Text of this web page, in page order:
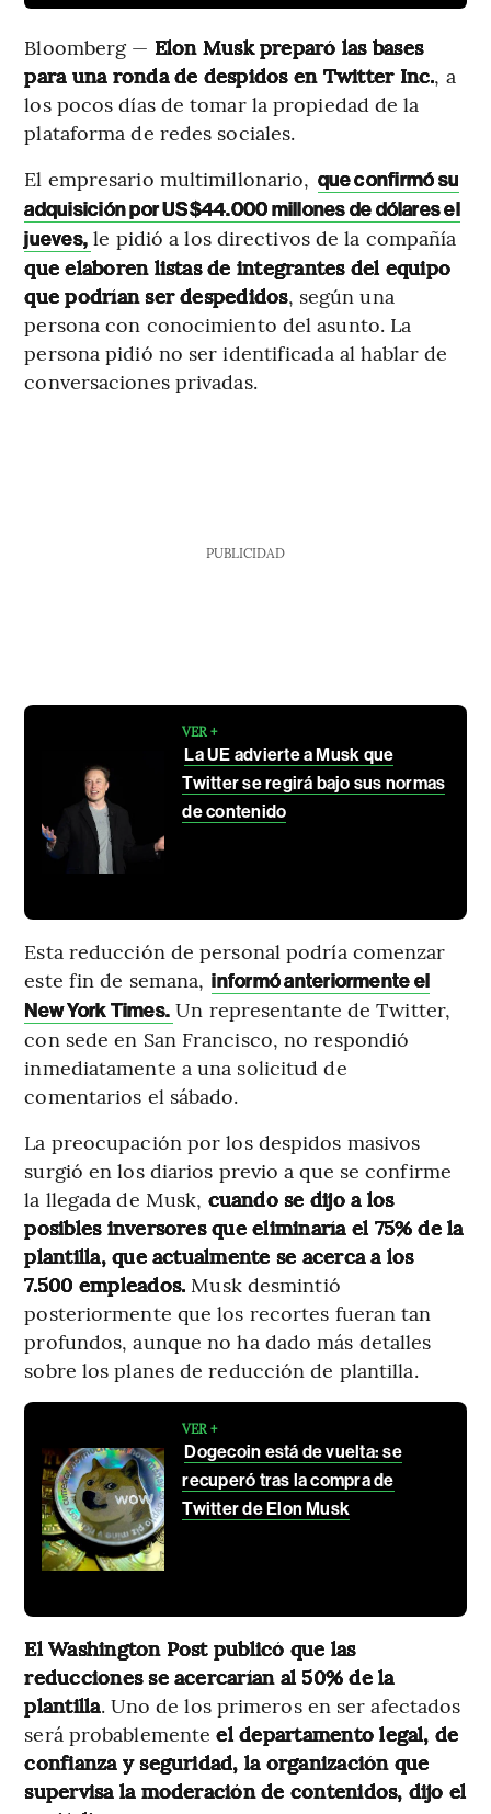
Bloomberg — Elon Musk preparó las bases
para una ronda de despidos en Twitter Inc., a
los pocos días de tomar la propiedad de la
plataforma de redes sociales.
El empresario multimillonario, que confirmó su
adquisición por US$44.000 millones de dólares el
jueves, le pidió a los directivos de la compañía
que elaboren listas de integrantes del equipo
que podrían ser despedidos, según una
persona con conocimiento del asunto. La
persona pidió no ser identificada al hablar de
conversaciones privadas.
PUBLICIDAD
VER +
La UE advierte a Musk que
Twitter se regirá bajo sus normas
de contenido
Esta reducción de personal podría comenzar
este fin de semana, informó anteriormente el
New York Times. Un representante de Twitter,
con sede en San Francisco, no respondió
inmediatamente a una solicitud de
comentarios el sábado.
La preocupación por los despidos masivos
surgió en los diarios previo a que se confirme
la llegada de Musk, cuando se dijo a los
posibles inversores que eliminaría el 75% de la
plantilla, que actualmente se acerca a los
7.500 empleados. Musk desmintió
posteriormente que los recortes fueran tan
profundos, aunque no ha dado más detalles
sobre los planes de reducción de plantilla.
VER +
Dogecoin está de vuelta: se
recuperó tras la compra de
Twitter de Elon Musk
El Washington Post publicó que las
reducciones se acercarían al 50% de la
plantilla. Uno de los primeros en ser afectados
será probablemente el departamento legal, de
confianza y seguridad, la organización que
supervisa la moderación de contenidos, dijo el